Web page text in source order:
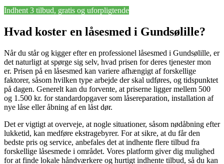
Indhent 3 tilbud, gratis og uforpligtende
Hvad koster en låsesmed i Gundsølille?
Når du står og kigger efter en professionel låsesmed i Gundsølille, er
det naturligt at spørge sig selv, hvad prisen for deres tjenester mon
er. Prisen på en låsesmed kan variere afhængigt af forskellige
faktorer, såsom hvilken type arbejde der skal udføres, og tidspunktet
på dagen. Generelt kan du forvente, at priserne ligger mellem 500
og 1.500 kr. for standardopgaver som låsereparation, installation af
nye låse eller åbning af en låst dør.
Det er vigtigt at overveje, at nogle situationer, såsom nødåbning efter
lukketid, kan medføre ekstragebyrer. For at sikre, at du får den
bedste pris og service, anbefales det at indhente flere tilbud fra
forskellige låsesmede i området. Vores platform giver dig mulighed
for at finde lokale håndværkere og hurtigt indhente tilbud, så du kan